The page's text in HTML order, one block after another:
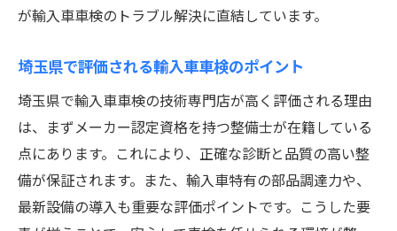
が輸入車車検のトラブル解決に直結しています。
埼玉県で評価される輸入車車検のポイント
埼玉県で輸入車車検の技術専門店が高く評価される理由
は、まずメーカー認定資格を持つ整備士が在籍している
点にあります。これにより、正確な診断と品質の高い整
備が保証されます。また、輸入車特有の部品調達力や、
最新設備の導入も重要な評価ポイントです。こうした要